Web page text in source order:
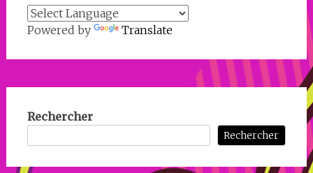
Powered by Translate
Rechercher
Rechercher